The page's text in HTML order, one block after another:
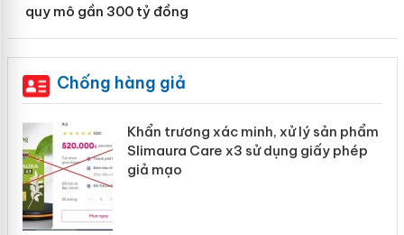
quy mô gần 300 tỷ đồng
Chống hàng giả
Khẩn trương xác minh, xử lý sản phẩm
Slimaura Care x3 sử dụng giấy phép
giả mạo